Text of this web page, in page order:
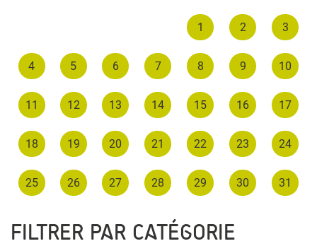
1 2 3
4 5 6 7 8 9 10
11 12 13 14 15 16 17
18 19 20 21 22 23 24
25 26 27 28 29 30 31
FILTRER PAR CATÉGORIE